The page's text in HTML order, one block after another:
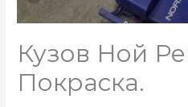
Кузов Ной
Покраска.